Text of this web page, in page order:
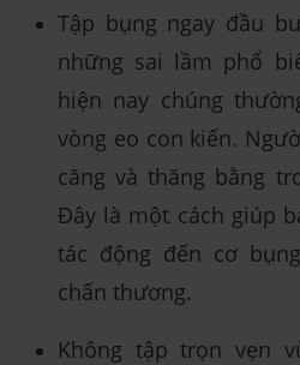
Tập bụng ngay đầu
những sai lầm phổ
hiện nay chúng
vòng eo con kiến.
căng và thăng bằng
Đây là một cách giúp
tác động đến cơ
chấn thương.
Không tập trọn vẹn